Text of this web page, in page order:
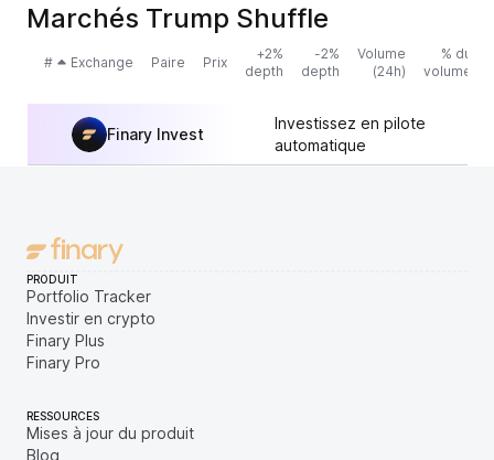
Marchés Trump Shuffle
# Exchange Paire Prix
+2%
depth
-2%
depth
Volume
(24h)
% du
volume
Finary Invest
Investissez en pilote
automatique
PRODUIT
Portfolio Tracker
Investir en crypto
Finary Plus
Finary Pro
RESSOURCES
Mises à jour du produit
Blog